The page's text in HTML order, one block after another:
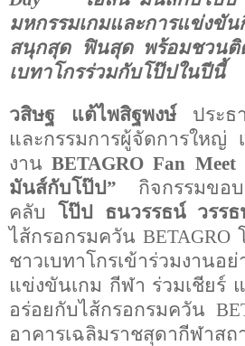
มหกรรมเกมและการแข่งขั
สนุกสุด ฟินสุด พร้อมชวนติ
เบทาโกรร่วมกับโป๊ปในปีนี้
วสิษฐ แต้ไพสิฐพงษ์ ประธ
และกรรมการผู้จัดการใหญ่
งานBETAGRO Fan Meet
มันส์กับโป๊ป” กิจกรรมขอ
คลับ โป๊ป ธนวรรธน์ วรรธ
ไส้กรอกรมควัน BETAGRO
ชาวเบทาโกรเข้าร่วมงาน
แข่งขันเกม กีฬา ร่วมเชียร์
อร่อยกับไส้กรอกรมควัน
อาคารเฉลิมราชสุดากีฬาส